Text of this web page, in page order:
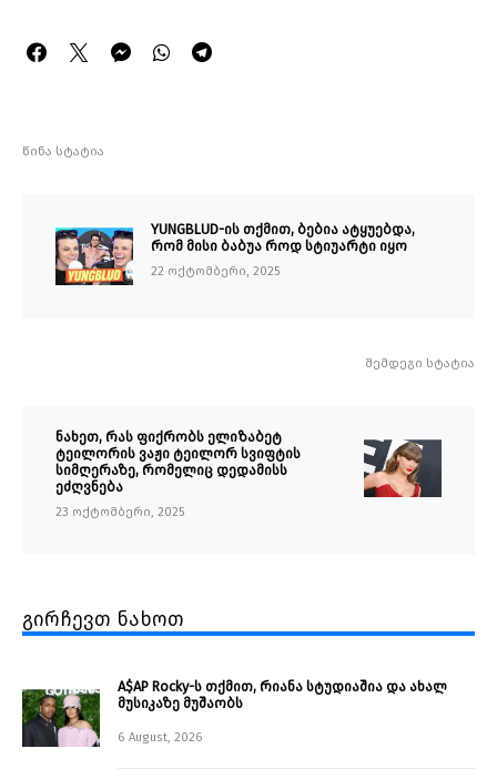
წინა სტატია
YUNGBLUD-ის თქმით, ბებია ატყუებდა,
რომ მისი ბაბუა როდ სტიუარტი იყო
22 ოქტომბერი, 2025
შემდეგი სტატია
ნახეთ, რას ფიქრობს ელიზაბეტ
ტეილორის ვაჟი ტეილორ სვიფტის
სიმღერაზე, რომელიც დედამისს
ეძღვნება
23 ოქტომბერი, 2025
გირჩევთ ნახოთ
A$AP Rocky-ს თქმით, რიანა სტუდიაშია და ახალ
მუსიკაზე მუშაობს
6 August, 2026